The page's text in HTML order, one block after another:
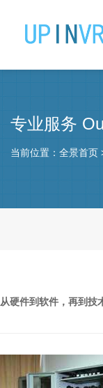
专业服务
当前位置： 全景首页
从硬件到软件，再到技